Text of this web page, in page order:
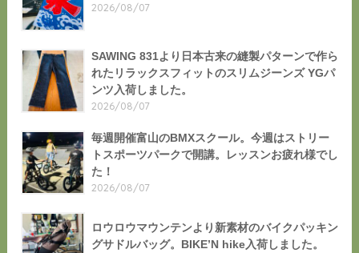
2026/08/07
SAWING 831より日本古来の縫製パターンで作ら
れたリラックスフィットのスリムジーンズ YGパ
ンツ入荷しました。
2026/08/07
毎週開催富山のBMXスクール。今週はストリー
トスポーツパークで開講。レッスンお疲れ様でし
た！
2026/08/07
ロウロウマウンテンより新素材のバイクパッキン
グサドルバッグ。BIKE’N hike入荷しました。